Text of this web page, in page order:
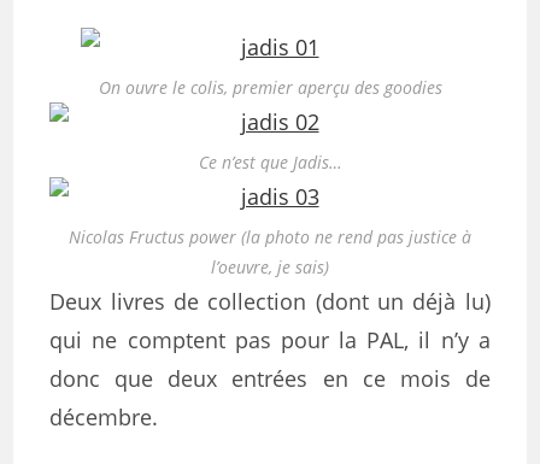
On ouvre le colis, premier aperçu des goodies
Ce n’est que Jadis…
Nicolas Fructus power (la photo ne rend pas justice à
l’oeuvre, je sais)
Deux livres de collection (dont un déjà lu)
qui ne comptent pas pour la PAL, il n’y a
donc que deux entrées en ce mois de
décembre.